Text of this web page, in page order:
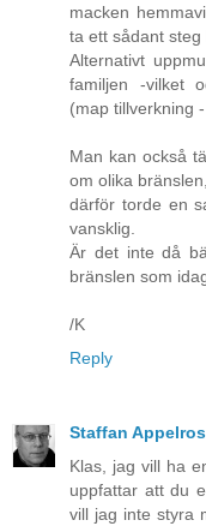
macken
ta ett sådant
Alternativt
familjen -vilket
(map tillverkning
Man kan också
om olika
därför torde en
vansklig.
Är det inte då
bränslen som
/K
Reply
Staffan Appelros
Klas, jag vill ha
uppfattar att du
vill jag inte styra